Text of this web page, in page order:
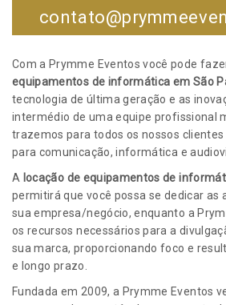
Com a Prymme Eventos você pode
equipamentos de informática em São
tecnologia de última geração e as
intermédio de uma equipe profissional
trazemos para todos os nossos
para comunicação, informática e
A locação de equipamentos de
permitirá que você possa se dedicar as
sua empresa/negócio, enquanto a
os recursos necessários para a
sua marca, proporcionando foco e
e longo prazo.
Fundada em 2009, a Prymme Eventos